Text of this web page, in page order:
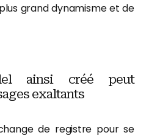
grand dynamisme et de
ainsi créé peut
exaltants
de registre pour se